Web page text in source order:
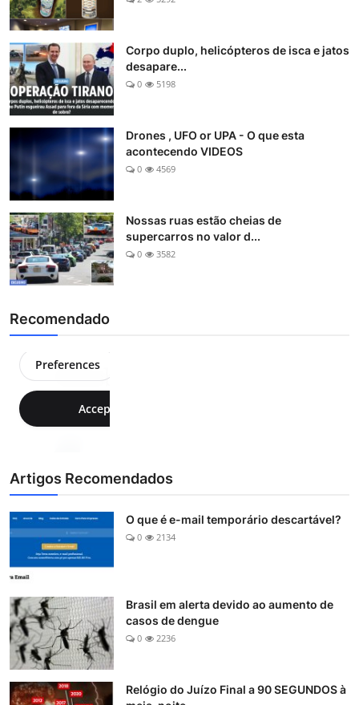
Corpo duplo, helicópteros de isca e jatos
desapare...
0 5198
Drones , UFO or UPA - O que esta
acontecendo VIDEOS
0 4569
Nossas ruas estão cheias de
supercarros no valor d...
0 3582
Recomendado
Artigos Recomendados
O que é e-mail temporário descartável?
0 2134
Brasil em alerta devido ao aumento de
casos de dengue
0 2236
Relógio do Juízo Final a 90 SEGUNDOS à